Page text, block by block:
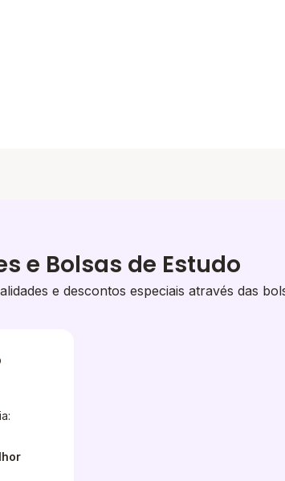
e Bolsas de Estudo
e descontos especiais através das